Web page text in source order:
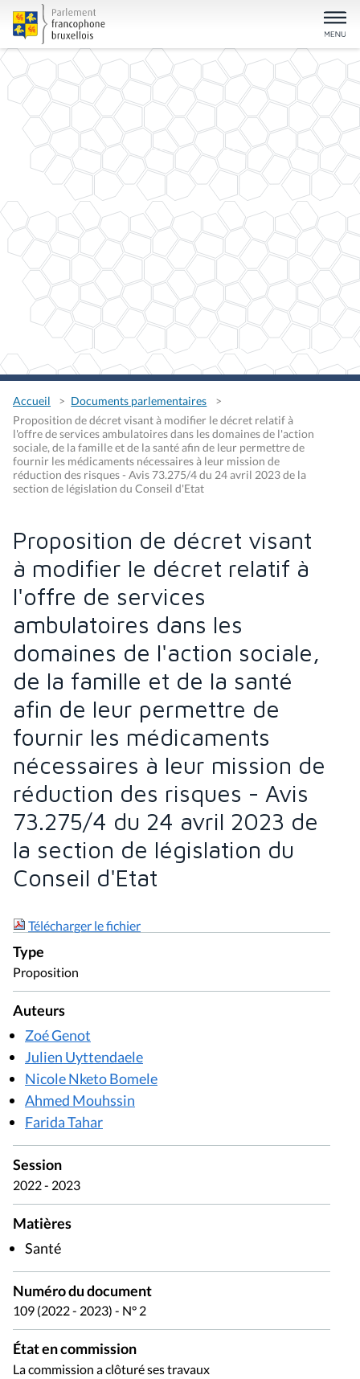
Accueil
Documents parlementaires
Proposition de décret visant à modifier le décret relatif à
l'offre de services ambulatoires dans les domaines de l'action
sociale, de la famille et de la santé afin de leur permettre de
fournir les médicaments nécessaires à leur mission de
réduction des risques - Avis 73.275/4 du 24 avril 2023 de la
section de législation du Conseil d'Etat
Proposition de décret visant
à modifier le décret relatif à
l'offre de services
ambulatoires dans les
domaines de l'action sociale,
de la famille et de la santé
afin de leur permettre de
fournir les médicaments
nécessaires à leur mission de
réduction des risques - Avis
73.275/4 du 24 avril 2023 de
la section de législation du
Conseil d'Etat
Télécharger le fichier
Type
Proposition
Auteurs
Zoé Genot
Julien Uyttendaele
Nicole Nketo Bomele
Ahmed Mouhssin
Farida Tahar
Session
2022 - 2023
Matières
Santé
Numéro du document
109 (2022 - 2023) - N° 2
État en commission
La commission a clôturé ses travaux